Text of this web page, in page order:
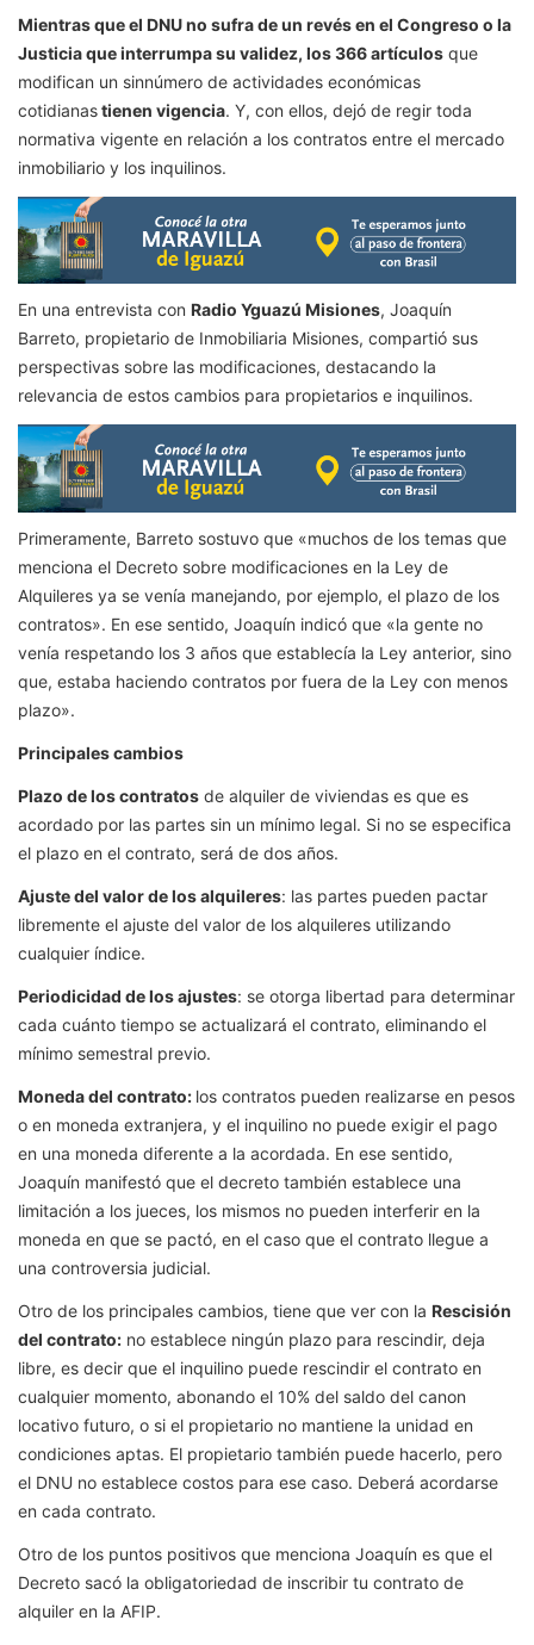
Mientras que el DNU no sufra de un revés en el Congreso o la
Justicia que interrumpa su validez, los 366 artículos que
modifican un sinnúmero de actividades económicas
cotidianastienen vigencia. Y, con ellos, dejó de regir toda
normativa vigente en relación a los contratos entre el mercado
inmobiliario y los inquilinos.
En una entrevista con Radio Yguazú Misiones, Joaquín
Barreto, propietario de Inmobiliaria Misiones, compartió sus
perspectivas sobre las modificaciones, destacando la
relevancia de estos cambios para propietarios e inquilinos.
Primeramente, Barreto sostuvo que «muchos de los temas que
menciona el Decreto sobre modificaciones en la Ley de
Alquileres ya se venía manejando, por ejemplo, el plazo de los
contratos». En ese sentido, Joaquín indicó que «la gente no
venía respetando los 3 años que establecía la Ley anterior, sino
que, estaba haciendo contratos por fuera de la Ley con menos
plazo».
Principales cambios
Plazo de los contratos de alquiler de viviendas es que es
acordado por las partes sin un mínimo legal. Si no se especifica
el plazo en el contrato, será de dos años.
Ajuste del valor de los alquileres: las partes pueden pactar
libremente el ajuste del valor de los alquileres utilizando
cualquier índice.
Periodicidad de los ajustes: se otorga libertad para determinar
cada cuánto tiempo se actualizará el contrato, eliminando el
mínimo semestral previo.
Moneda del contrato: los contratos pueden realizarse en pesos
o en moneda extranjera, y el inquilino no puede exigir el pago
en una moneda diferente a la acordada. En ese sentido,
Joaquín manifestó que el decreto también establece una
limitación a los jueces, los mismos no pueden interferir en la
moneda en que se pactó, en el caso que el contrato llegue a
una controversia judicial.
Otro de los principales cambios, tiene que ver con la Rescisión
del contrato: no establece ningún plazo para rescindir, deja
libre, es decir que el inquilino puede rescindir el contrato en
cualquier momento, abonando el 10% del saldo del canon
locativo futuro, o si el propietario no mantiene la unidad en
condiciones aptas. El propietario también puede hacerlo, pero
el DNU no establece costos para ese caso. Deberá acordarse
en cada contrato.
Otro de los puntos positivos que menciona Joaquín es que el
Decreto sacó la obligatoriedad de inscribir tu contrato de
alquiler en la AFIP.